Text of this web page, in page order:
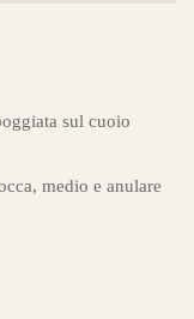
sul cuoio
medio e anulare